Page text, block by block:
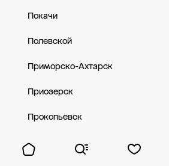
Покачи
Полевской
Приморско-Ахтарск
Приозерск
Прокопьевск
Пролетарск